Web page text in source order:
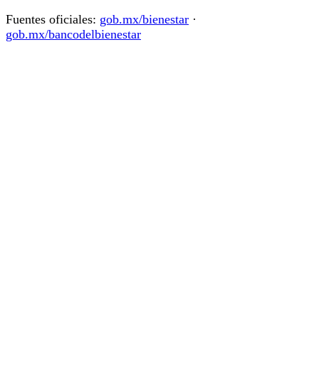
Fuentes oficiales: gob.mx/bienestar ·
gob.mx/bancodelbienestar